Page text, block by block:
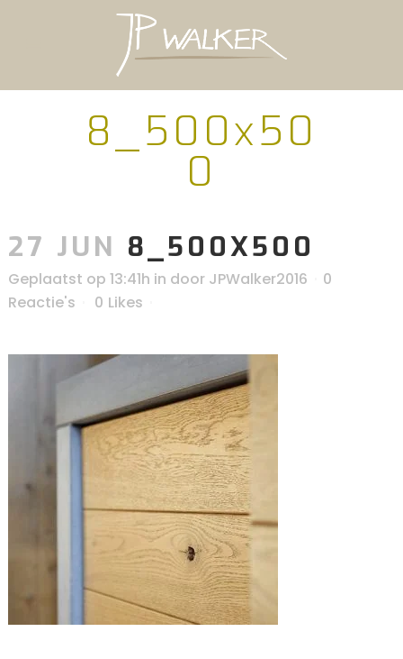
8_500x50
0
27 JUN 8_500X500
Geplaatst op 13:41h in door JPWalker2016
0
Reactie's
0 Likes